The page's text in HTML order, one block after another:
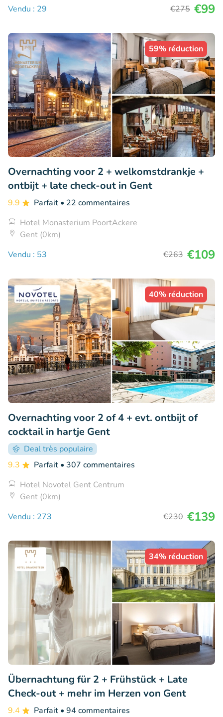
Vendu : 29
€275 €99
59% réduction
Overnachting voor 2 + welkomstdrankje +
ontbijt + late check-out in Gent
9.9 Parfait • 22 commentaires
Hotel Monasterium PoortAckere
Gent (0km)
Vendu : 53
€263 €109
40% réduction
Overnachting voor 2 of 4 + evt. ontbijt of
cocktail in hartje Gent
Deal très populaire
9.3
Parfait • 307 commentaires
Hotel Novotel Gent Centrum
Gent (0km)
Vendu : 273
€230 €139
34% réduction
Übernachtung für 2 + Frühstück + Late
Check-out + mehr im Herzen von Gent
9.4 Parfait • 94 commentaires